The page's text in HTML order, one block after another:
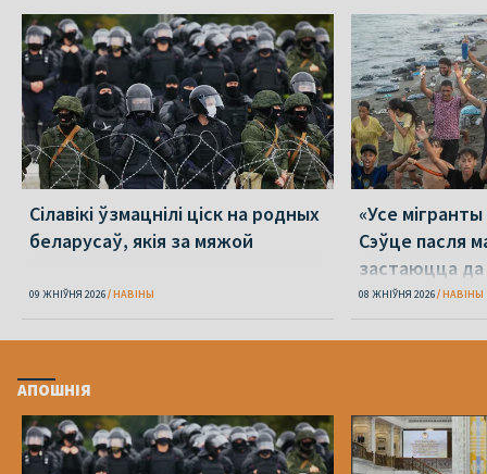
Сілавікі ўзмацнілі ціск на родных
беларусаў, якія за мяжой
09 ЖНІЎНЯ 2026 НАВІНЫ
«Усе
Сэўце пасля
застаюцца да
08 ЖНІЎНЯ 2026 НАВІНЫ
АПОШНІЯ